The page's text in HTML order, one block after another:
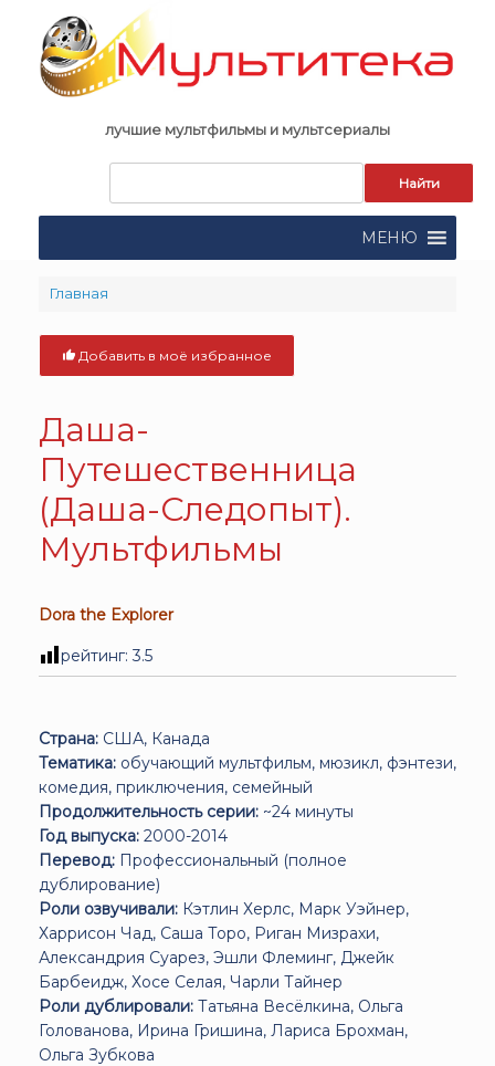
content
лучшие мультфильмы и мультсериалы
поиска:
МЕНЮ
Главная
Добавить в моё избранное
Даша-
Путешественница
(Даша-Следопыт).
Мультфильмы
Dora the Explorer
рейтинг:3.5
Страна: США, Канада
Тематика: обучающий мультфильм, мюзикл, фэнтези,
комедия, приключения, семейный
Продолжительность серии: ~24 минуты
Год выпуска: 2000-2014
Перевод: Профессиональный (полное
дублирование)
Роли озвучивали: Кэтлин Херлс, Марк Уэйнер,
Харрисон Чад, Саша Торо, Риган Мизрахи,
Александрия Суарез, Эшли Флеминг, Джейк
Барбеидж, Хосе Селая, Чарли Тайнер
Роли дублировали: Татьяна Весёлкина, Ольга
Голованова, Ирина Гришина, Лариса Брохман,
Ольга Зубкова